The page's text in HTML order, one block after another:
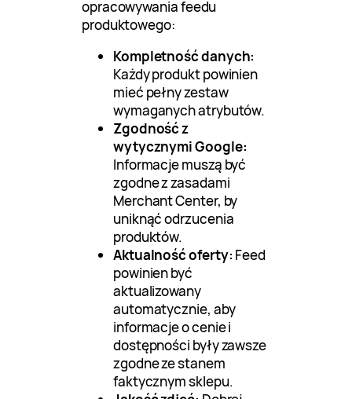
opracowywania feedu
produktowego:
Kompletność danych:
Każdy produkt powinien
mieć pełny zestaw
wymaganych atrybutów.
Zgodność z
wytycznymi Google:
Informacje muszą być
zgodne z zasadami
Merchant Center, by
uniknąć odrzucenia
produktów.
Aktualność oferty: Feed
powinien być
aktualizowany
automatycznie, aby
informacje o cenie i
dostępności były zawsze
zgodne ze stanem
faktycznym sklepu.